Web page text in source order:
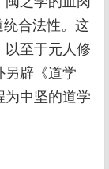
统合法性。这
以至于元人修
另辟《道学
为中坚的道学